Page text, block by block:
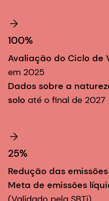
100%
Avaliação do Ciclo de
em 2025
Dados sobre a
solo até o final de 2027
25%
Redução das
Meta de emissões